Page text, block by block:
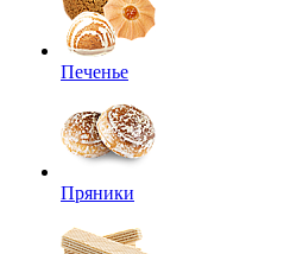
Печенье
Пряники